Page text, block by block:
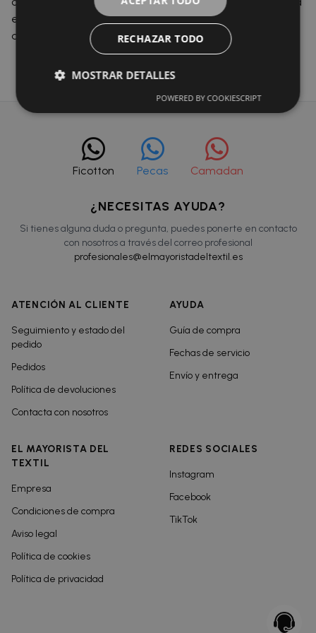
es una prenda clásica que se mantiene vigente gracias
a su sujeción eficaz y diseño atemporal.
Ficotton Pecas Camadan
¿NECESITAS AYUDA?
Si tienes alguna duda o pregunta, puedes ponerte en contacto
con nosotros a través del correo profesional
profesionales@elmayoristadeltextil.es
ATENCIÓN AL CLIENTE
Seguimiento y estado del
pedido
Pedidos
Política de devoluciones
Contacta con nosotros
AYUDA
Guía de compra
Fechas de servicio
Envío y entrega
EL MAYORISTA DEL
TEXTIL
Empresa
Condiciones de compra
Aviso legal
Política de cookies
Política de privacidad
REDES SOCIALES
Instagram
Facebook
TikTok
RECHAZAR TODO
MOSTRAR DETALLES
POWERED BY COOKIESCRIPT